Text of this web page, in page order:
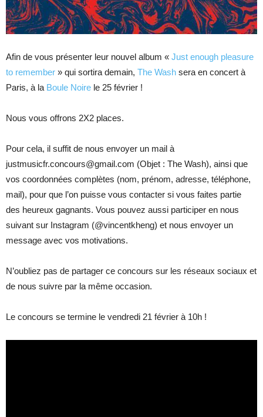
Afin de vous présenter leur nouvel album « Just enough pleasure
to remember » qui sortira demain, The Wash sera en concert à
Paris, à la Boule Noire le 25 février !
Nous vous offrons 2X2 places.
Pour cela, il suffit de nous envoyer un mail à
justmusicfr.concours@gmail.com (Objet : The Wash), ainsi que
vos coordonnées complètes (nom, prénom, adresse, téléphone,
mail), pour que l’on puisse vous contacter si vous faites partie
des heureux gagnants. Vous pouvez aussi participer en nous
suivant sur Instagram (@vincentkheng) et nous envoyer un
message avec vos motivations.
N’oubliez pas de partager ce concours sur les réseaux sociaux et
de nous suivre par la même occasion.
Le concours se termine le vendredi 21 février à 10h !